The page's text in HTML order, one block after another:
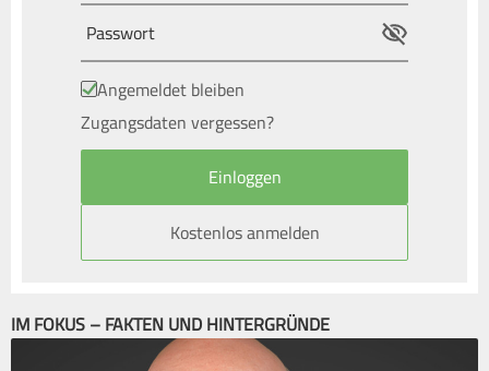
Angemeldet bleiben
Zugangsdaten vergessen?
Kostenlos anmelden
IM FOKUS – FAKTEN UND HINTERGRÜNDE